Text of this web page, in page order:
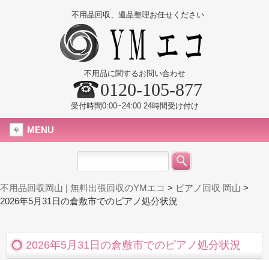
不用品回収、遺品整理お任せください
不用品に関するお問い合わせ
0120-105-877
受付時間0:00~24:00 24時間受け付け
MENU
不用品回収岡山 | 無料出張回収のYMエコ > ピアノ回収 岡山 >
2026年5月31日の倉敷市でのピアノ処分状況
2026年5月31日の倉敷市でのピアノ処分状況